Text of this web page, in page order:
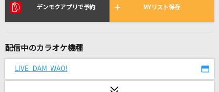
リアルタイムで歌われている曲の一覧
ウィーアー!
デンモクアプリで予約 MYリスト保存
配信中のカラオケ機種
LIVE DAM WAO!